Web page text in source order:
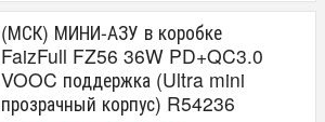
(МСК) МИНИ-АЗУ в коробке
FaizFull FZ56 36W PD+QC3.0
VOOC поддержка (Ultra mini
прозрачный корпус) R54236